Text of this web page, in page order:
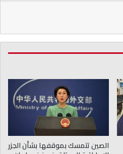
الصين تتمسك بموقفها بشأن الجزر